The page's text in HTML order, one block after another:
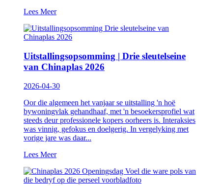
Lees Meer
Uitstallingsopsomming | Drie sleutelseine
van Chinaplas 2026
2026-04-30
Oor die algemeen het vanjaar se uitstalling 'n hoë
bywoningvlak gehandhaaf, met 'n besoekersprofiel wat
steeds deur professionele kopers oorheers is. Interaksies
was vinnig, gefokus en doelgerig. In vergelyking met
vorige jare was daar...
Lees Meer